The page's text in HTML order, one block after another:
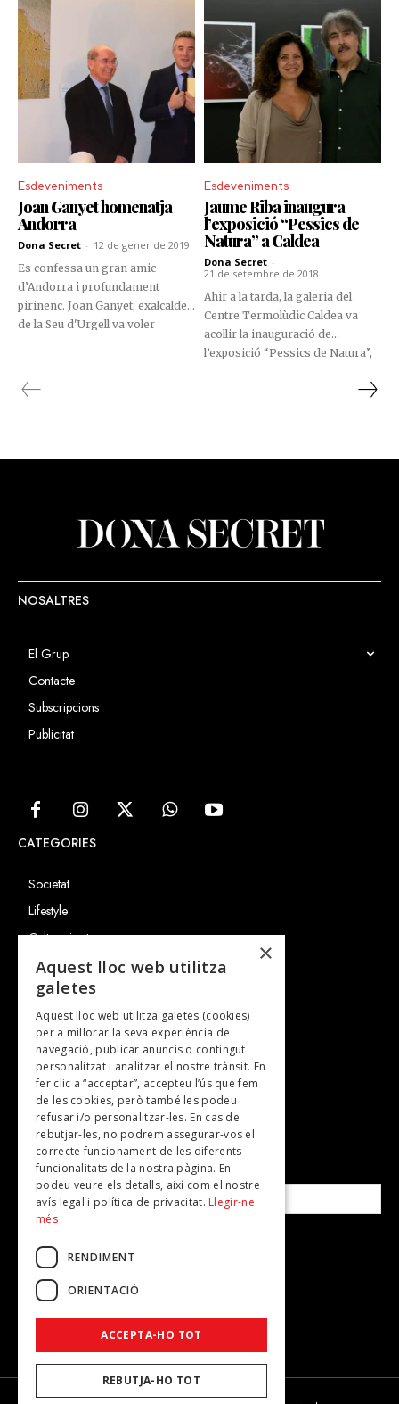
volgut copsar la seva opinió
sobre com ha canviat la seva
vida, en aquest inevitable abans i
després de la Covid-19.
celebració com aquesta, no podia
passar desapercebuda, i molt
menys quan la cèlebre empresa
compleix un quart de segle
d’història com a centre
d’entreteniment del país.
Esdeveniments
Joan Ganyet homenatja
Andorra
Dona Secret - 12 de gener de 2019
Es confessa un gran amic
d’Andorra i profundament
pirinenc. Joan Ganyet, exalcalde
de la Seu d'Urgell va voler
al Consell General.
Esdeveniments
Jaume Riba inaugura
l’exposició “Pessics de
Natura” a Caldea
Dona Secret -
21 de setembre de 2018
Ahir a la tarda, la galeria del
Centre Termolùdic Caldea va
acollir la inauguració de
l’exposició “Pessics de Natura”,
NOSALTRES
El Grup
Contacte
Subscripcions
Publicitat
CATEGORIES
Societat
Lifestyle
Cultura i art
Entrevistes
Gastronomia
TV
Plans per fer
Revistes
SUBSCRIU-TE A LA NOSTRA NEWSLETTER!
Correu electrònic*
Accepto lapolítica de privacitat
×
Aquest lloc web utilitza
galetes
Aquest lloc web utilitza galetes (cookies)
per a millorar la seva experiència de
navegació, publicar anuncis o contingut
personalitzat i analitzar el nostre trànsit. En
fer clic a “acceptar”, accepteu l’ús que fem
de les cookies, però també les podeu
refusar i/o personalitzar-les. En cas de
rebutjar-les, no podrem assegurar-vos el
correcte funcionament de les diferents
funcionalitats de la nostra pàgina. En
podeu veure els detalls, així com el nostre
avís legal i política de privacitat. Llegir-ne
més
RENDIMENT
ORIENTACIÓ
ACCEPTA-HO TOT
REBUTJA-HO TOT